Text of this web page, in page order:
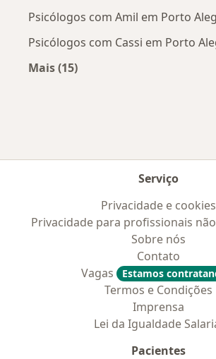
Psicólogos com Amil em Porto
Psicólogos com Cassi em Porto
Mais (15)
Serviço
Privacidade e cookies
Privacidade para profissionais
Sobre nós
Contato
Vagas
Estamos
Termos e Condições
Imprensa
Lei da Igualdade
Pacientes